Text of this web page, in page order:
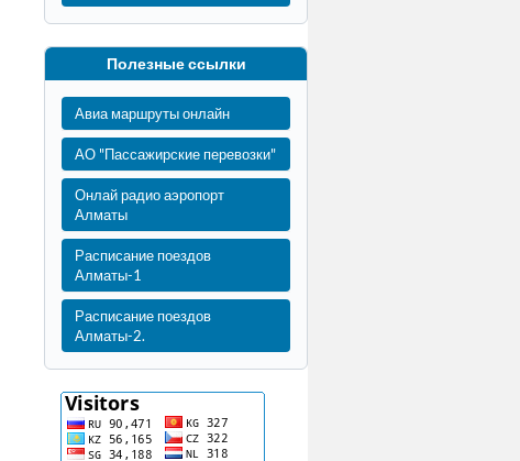
Полезные ссылки
Авиа маршруты онлайн
АО "Пассажирские перевозки"
Онлай радио аэропорт
Алматы
Расписание поездов
Алматы-1
Расписание поездов
Алматы-2.